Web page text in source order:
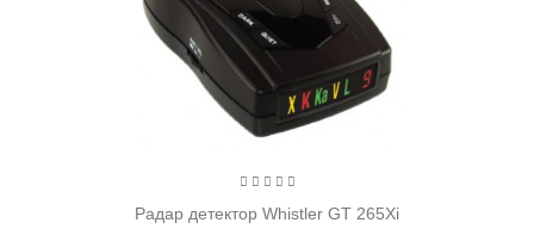
Радар детектор Whistler GT 265Xi